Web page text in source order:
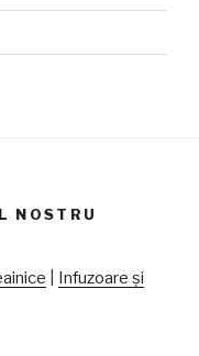
NOSTRU
Infuzoare și